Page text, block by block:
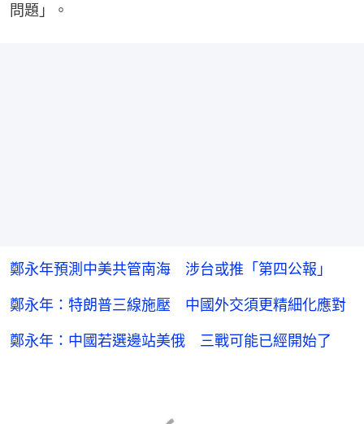
問題」。
鄭永年預測中美共管南海 涉台或推「第四公報」
鄭永年：特朗普三線施壓 中國外交須更精細化應對
鄭永年：中國若選邊站美俄 三戰可能已經開始了